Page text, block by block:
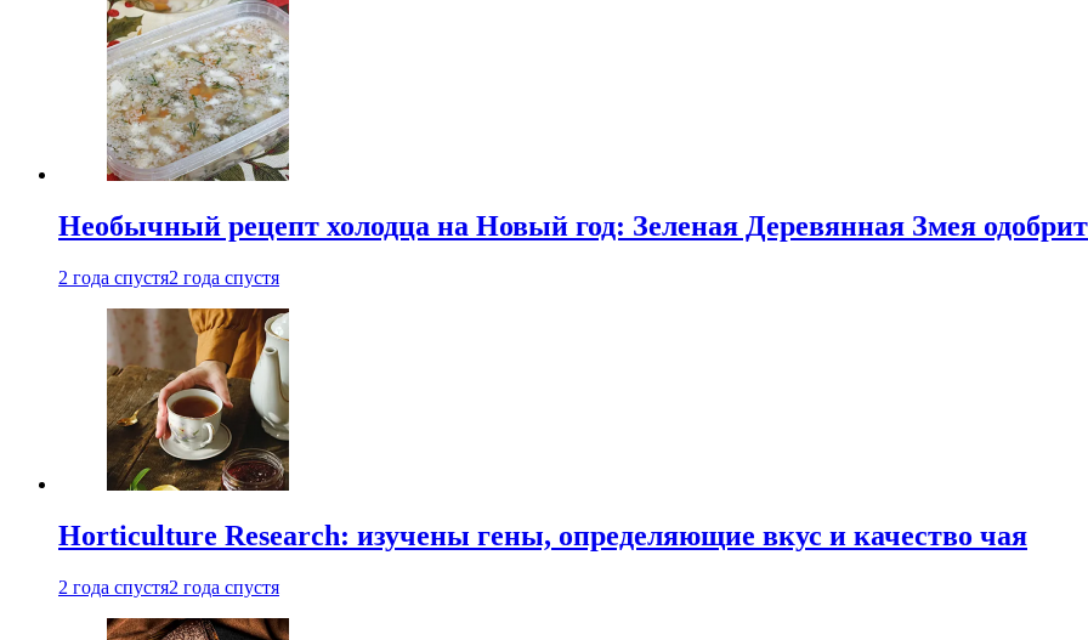
Необычный рецепт холодца на Новый год: Зеленая Деревянная Змея одобрит
2 года спустя2 года спустя
Horticulture Research: изучены гены, определяющие вкус и качество чая
2 года спустя2 года спустя